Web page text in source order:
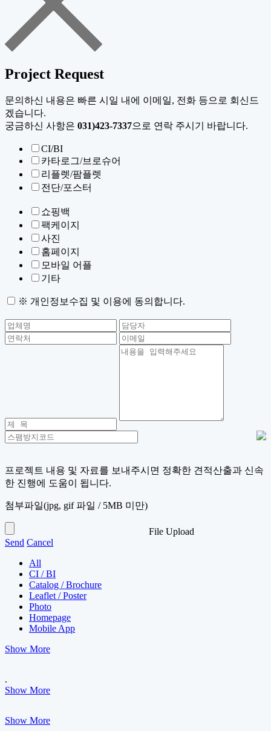
Project Request
문의하신 내용은 빠른 시일 내에 이메일, 전화 등으로 회신드
겠습니다.
궁금하신 사항은 031)423-7337으로 연락 주시기 바랍니다.
CI/BI
카타로그/브로슈어
리플렛/팜플렛
전단/포스터
쇼핑백
팩케이지
사진
홈페이지
모바일 어플
기타
※ 개인정보수집 및 이용에 동의합니다.
프로젝트 내용 및 자료를 보내주시면 정확한 견적산출과 신속
한 진행에 도움이 됩니다.
첨부파일(jpg, gif 파일 / 5MB 미만)
File Upload
Send Cancel
All
CI / BI
Catalog / Brochure
Leaflet / Poster
Photo
Homepage
Mobile App
Show More
.
Show More
Show More